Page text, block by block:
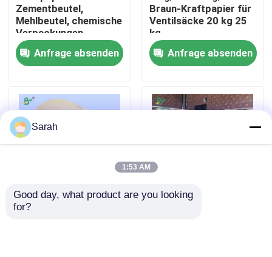
Fabrik Tour
Qualitätskontrolle
Kontakt
Nachrichten
Cad-Plotter-Papier
Zementbeutel,
Mehlbeutel, chemische
Verpackungen
Anfrage absenden
Braun-Kraftpapier für
Ventilsäcke 20 kg 25
kg
Anfrage absenden
70 g/m² braunes, hoch
Sarah
1:53 AM
Good day, what product are you looking
for?